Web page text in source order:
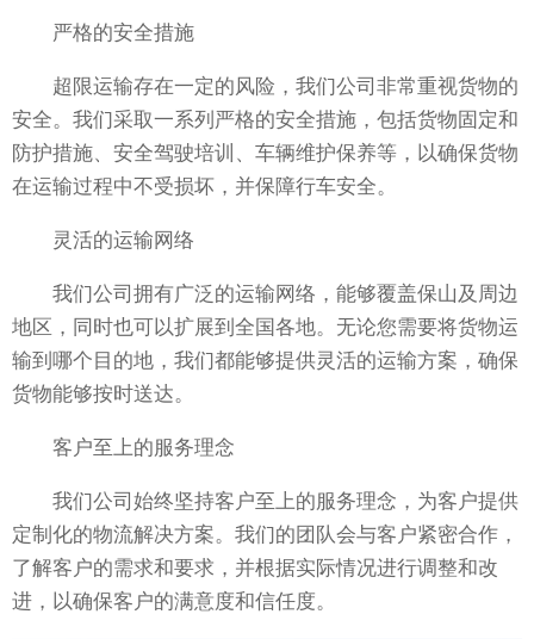
严格的安全措施
超限运输存在一定的风险，我们公司非常重视货物的
安全。我们采取一系列严格的安全措施，包括货物固定和
防护措施、安全驾驶培训、车辆维护保养等，以确保货物
在运输过程中不受损坏，并保障行车安全。
灵活的运输网络
我们公司拥有广泛的运输网络，能够覆盖保山及周边
地区，同时也可以扩展到全国各地。无论您需要将货物运
输到哪个目的地，我们都能够提供灵活的运输方案，确保
货物能够按时送达。
客户至上的服务理念
我们公司始终坚持客户至上的服务理念，为客户提供
定制化的物流解决方案。我们的团队会与客户紧密合作，
了解客户的需求和要求，并根据实际情况进行调整和改
进，以确保客户的满意度和信任度。